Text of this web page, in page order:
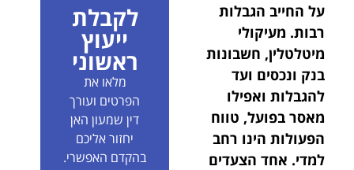
על החייב הגבלות
רבות. מעיקולי
מיטלטלין, חשבונות
בנק ונכסים ועד
להגבלות ואפילו
מאסר בפועל, טווח
הפעולות הינו רחב
למדי. אחד הצעדים
לקבלת
ייעוץ
ראשוני
מלאו את
הפרטים ועורך
דין שמעון האן
יחזור אליכם
בהקדם האפשרי.